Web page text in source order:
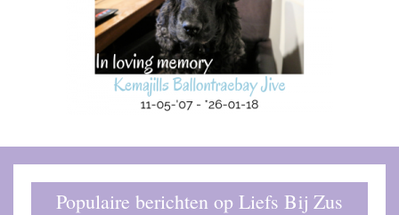
Populaire berichten op Liefs Bij Zus